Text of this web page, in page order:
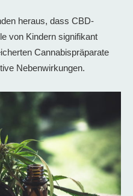
heraus, dass CBD-
von Kindern signifikant
Cannabispräparate
Nebenwirkungen.